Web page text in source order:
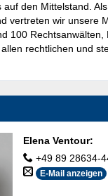
auf den Mittelstand.
vertreten wir unsere
100 Rechtsanwälten,
rechtlichen und
Elena Ventour:
+49 89 28634-
E-Mail anzeigen